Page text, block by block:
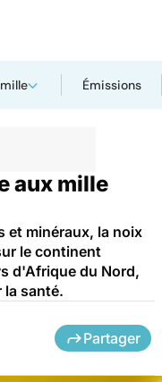
Émissions
aux mille
et minéraux, la noix
le continent
d'Afrique du Nord,
santé.
Partager